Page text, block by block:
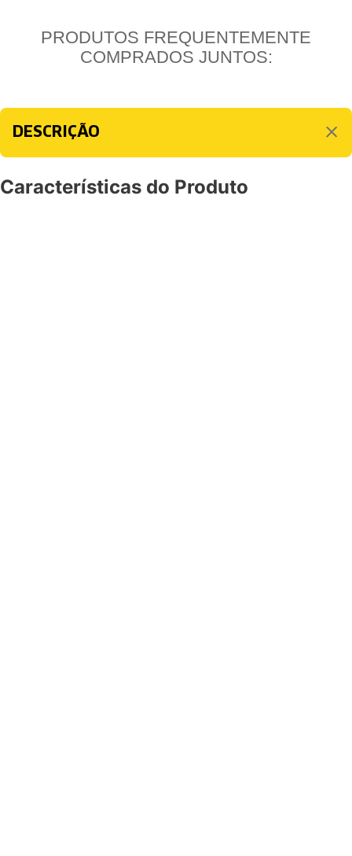
PRODUTOS FREQUENTEMENTE
COMPRADOS JUNTOS:
DESCRIÇÃO
Características do Produto